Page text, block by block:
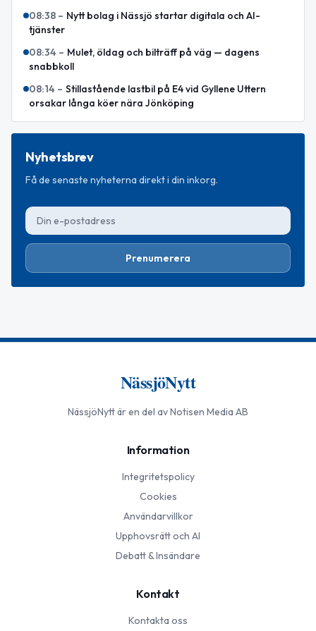
08:38 – Nytt bolag i Nässjö startar digitala och AI-
tjänster
08:34 – Mulet, öldag och bilträff på väg — dagens
snabbkoll
08:14 – Stillastående lastbil på E4 vid Gyllene Uttern
orsakar långa köer nära Jönköping
Nyhetsbrev
Få de senaste nyheterna direkt i din inkorg.
Prenumerera
NässjöNytt
NässjöNyttär en del av Notisen Media AB
Information
Integritetspolicy
Cookies
Användarvillkor
Upphovsrätt och AI
Debatt & Insändare
Kontakt
Kontakta oss